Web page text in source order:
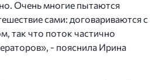
Очень многие пытаются
сами: договариваются с
так что поток частично
- пояснила Ирина